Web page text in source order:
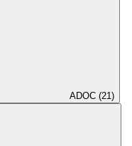
ADOC (21)